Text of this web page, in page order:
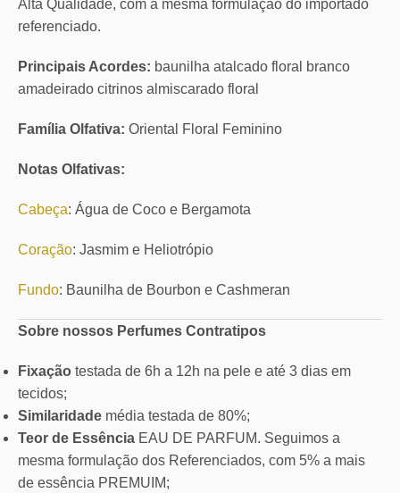
Alta Qualidade, com a mesma formulação do importado
referenciado.
Principais Acordes: baunilha atalcado floral branco
amadeirado citrinos almiscarado floral
Família Olfativa: Oriental Floral Feminino
Notas Olfativas:
Cabeça: Água de Coco e Bergamota
Coração: Jasmim e Heliotrópio
Fundo: Baunilha de Bourbon e Cashmeran
Sobre nossos Perfumes Contratipos
Fixação testada de 6h a 12h na pele e até 3 dias em
tecidos;
Similaridade média testada de 80%;
Teor de Essência EAU DE PARFUM. Seguimos a
mesma formulação dos Referenciados, com 5% a mais
de essência PREMUIM;